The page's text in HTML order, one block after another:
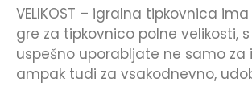
VELIKOST – igralna tipkovnica
gre za tipkovnico polne velikosti,
uspešno uporabljate ne samo za
ampak tudi za vsakodnevno,